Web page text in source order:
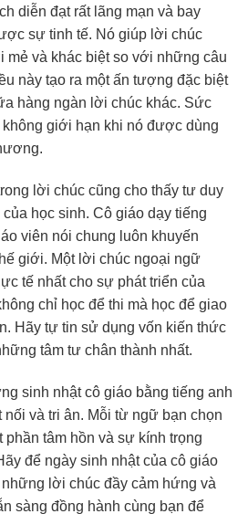
diễn đạt rất lãng mạn và bay
sự tinh tế. Nó giúp lời chúc
mẻ và khác biệt so với những câu
này tạo ra một ấn tượng đặc biệt
hàng ngàn lời chúc khác. Sức
giới hạn khi nó được dùng
lời chúc cũng cho thấy tư duy
học sinh. Cô giáo dạy tiếng
viên nói chung luôn khuyến
giới. Một lời chúc ngoại ngữ
tế nhất cho sự phát triển của
chỉ học để thi mà học để giao
Hãy tự tin sử dụng vốn kiến thức
tâm tư chân thành nhất.
sinh nhật cô giáo bằng tiếng anh
nối và tri ân. Mỗi từ ngữ bạn chọn
phần tâm hồn và sự kính trọng
để ngày sinh nhật của cô giáo
lời chúc đầy cảm hứng và
sàng đồng hành cùng bạn để